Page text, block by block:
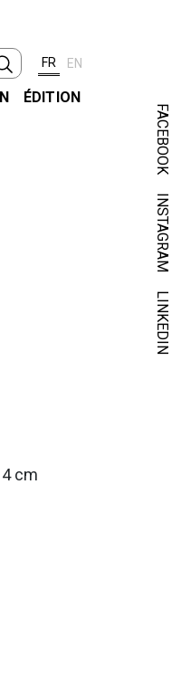
FR EN
ÉDITION
FACEBOOK
INSTAGRAM
LINKEDIN
cm